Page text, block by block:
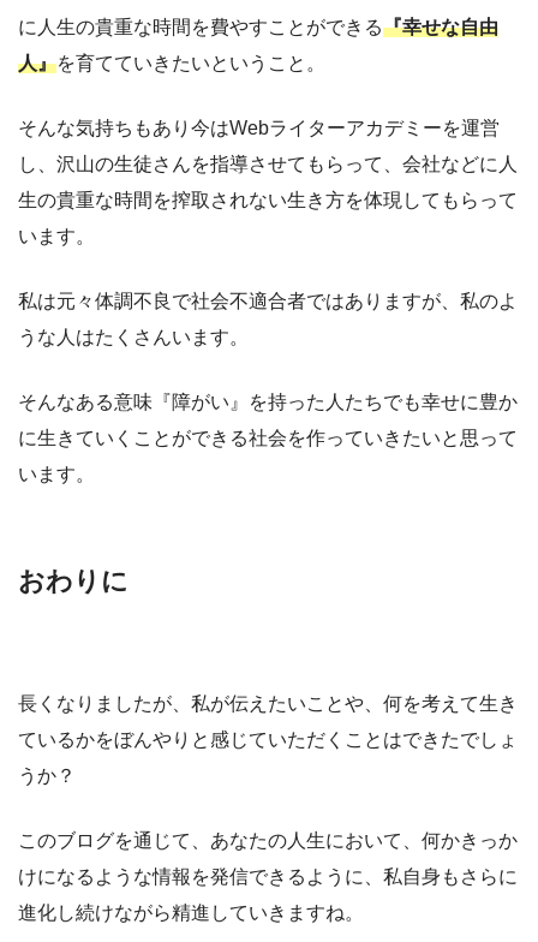
に人生の貴重な時間を費やすことができる『幸せな自由
人』を育てていきたいということ。
そんな気持ちもあり今はWebライターアカデミーを運営
し、沢山の生徒さんを指導させてもらって、会社などに人
生の貴重な時間を搾取されない生き方を体現してもらって
います。
私は元々体調不良で社会不適合者ではありますが、私のよ
うな人はたくさんいます。
そんなある意味『障がい』を持った人たちでも幸せに豊か
に生きていくことができる社会を作っていきたいと思って
います。
おわりに
長くなりましたが、私が伝えたいことや、何を考えて生き
ているかをぼんやりと感じていただくことはできたでしょ
うか？
このブログを通じて、あなたの人生において、何かきっか
けになるような情報を発信できるように、私自身もさらに
進化し続けながら精進していきますね。